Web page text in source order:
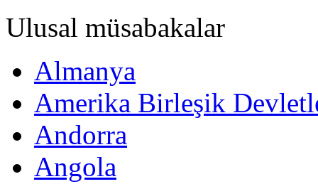
Ulusal müsabakalar
Almanya
Amerika Birleşik
Andorra
Angola